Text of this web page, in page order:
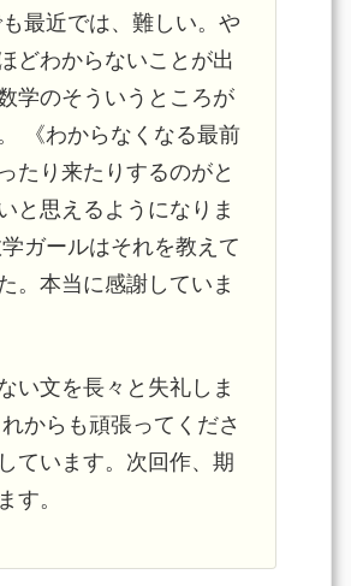
最近では、難しい。や
どわからないことが出
学のそういうところが
《わからなくなる最前
たり来たりするのがと
と思えるようになりま
ガールはそれを教えて
。本当に感謝していま
い文を長々と失礼しま
からも頑張ってくださ
ています。次回作、期
す。